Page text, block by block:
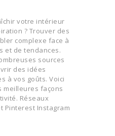
votre intérieur
? Trouver des
complexe face à
et de tendances.
sources
des idées
à vos goûts. Voici
meilleures façons
Réseaux
Pinterest Instagram